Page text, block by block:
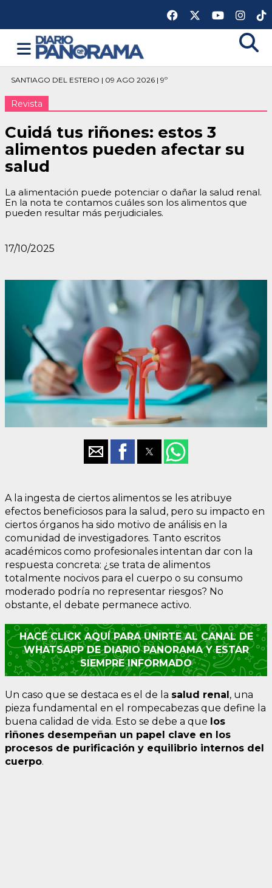
SANTIAGO DEL ESTERO | 09 AGO 2026 | 9º
Revista
Cuidá tus riñones: estos 3
alimentos pueden afectar su
salud
La alimentación puede potenciar o dañar la salud renal.
En la nota te contamos cuáles son los alimentos que
pueden resultar más perjudiciales.
17/10/2025
A la ingesta de ciertos alimentos se les atribuye
efectos beneficiosos para la salud, pero su impacto en
ciertos órganos ha sido motivo de análisis en la
comunidad de investigadores. Tanto escritos
académicos como profesionales intentan dar con la
respuesta concreta: ¿se trata de alimentos
totalmente nocivos para el cuerpo o su consumo
moderado podría no representar riesgos? No
obstante, el debate permanece activo.
HACÉ CLICK AQUÍ PARA UNIRTE AL CANAL DE
WHATSAPP DE DIARIO PANORAMA Y ESTAR
SIEMPRE INFORMADO
Un caso que se destaca es el de la salud renal, una
pieza fundamental en el rompecabezas que define la
buena calidad de vida. Esto se debe a que los
riñones desempeñan un papel clave en los
procesos de purificación y equilibrio internos del
cuerpo.